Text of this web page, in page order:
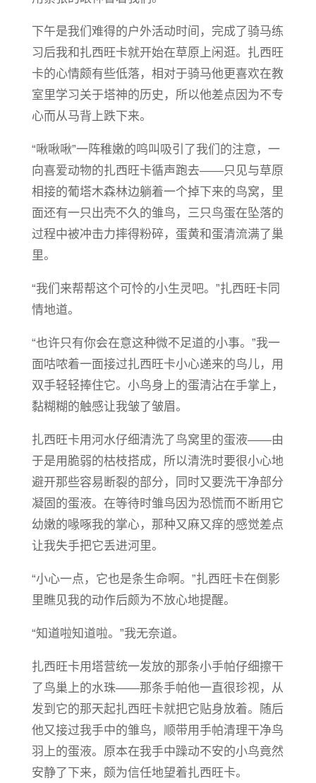
下午是我们难得的户外活动时间，完成了骑马练
习后我和扎西旺卡就开始在草原上闲逛。扎西旺
卡的心情颇有些低落，相对于骑马他更喜欢在教
室里学习关于塔神的历史，所以他差点因为不专
心而从马背上跌下来。
“啾啾啾”一阵稚嫩的鸣叫吸引了我们的注意，一
向喜爱动物的扎西旺卡循声跑去——只见与草原
相接的葡塔木森林边躺着一个掉下来的鸟窝，里
面还有一只出壳不久的雏鸟，三只鸟蛋在坠落的
过程中被冲击力摔得粉碎，蛋黄和蛋清流满了巢
里。
“我们来帮帮这个可怜的小生灵吧。”扎西旺卡同
情地道。
“也许只有你会在意这种微不足道的小事。”我一
面咕哝着一面接过扎西旺卡小心递来的鸟儿，用
双手轻轻捧住它。小鸟身上的蛋清沾在手掌上，
黏糊糊的触感让我皱了皱眉。
扎西旺卡用河水仔细清洗了鸟窝里的蛋液——由
于是用脆弱的枯枝搭成，所以清洗时要很小心地
避开那些容易断裂的部分，同时又要洗干净部分
凝固的蛋液。在等待时雏鸟因为恐慌而不断用它
幼嫩的喙啄我的掌心，那种又麻又痒的感觉差点
让我失手把它丢进河里。
“小心一点，它也是条生命啊。”扎西旺卡在倒影
里瞧见我的动作后颇为不放心地提醒。
“知道啦知道啦。”我无奈道。
扎西旺卡用塔营统一发放的那条小手帕仔细擦干
了鸟巢上的水珠——那条手帕他一直很珍视，从
发到它的那天起扎西旺卡就把它贴身放着。随后
他又接过我手中的雏鸟，顺带用手帕清理干净鸟
羽上的蛋液。原本在我手中躁动不安的小鸟竟然
安静了下来，颇为信任地望着扎西旺卡。